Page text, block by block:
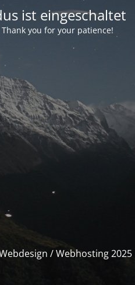
ist eingeschaltet
you for your patience!
/ Webhosting 2025